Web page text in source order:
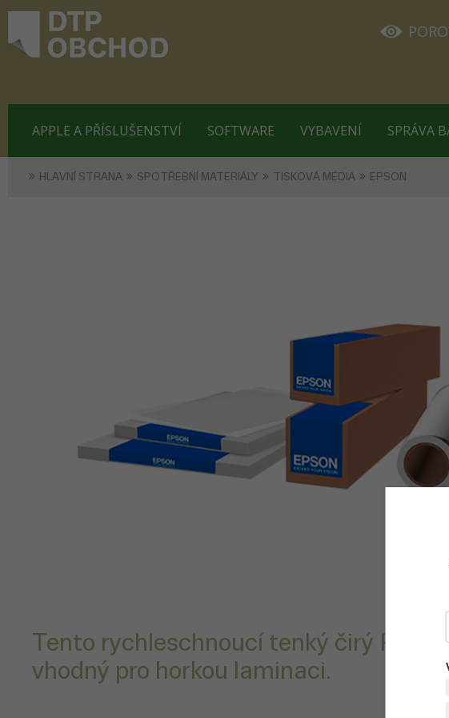
APPLE A PŘÍSLUŠENSTVÍ SOFTWARE VYBAVENÍ SPRÁVA
HLAVNÍ STRANA SPOTŘEBNÍ MATERIÁLY TISKOVÁ MÉDIA EPSON
Tento rychleschnoucí tenký čirý PET
vhodný pro horkou laminaci.